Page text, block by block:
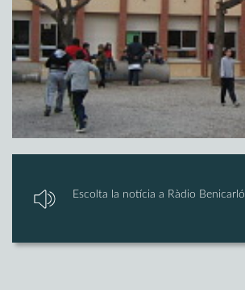
Escolta la notícia a Ràdio Benicarló